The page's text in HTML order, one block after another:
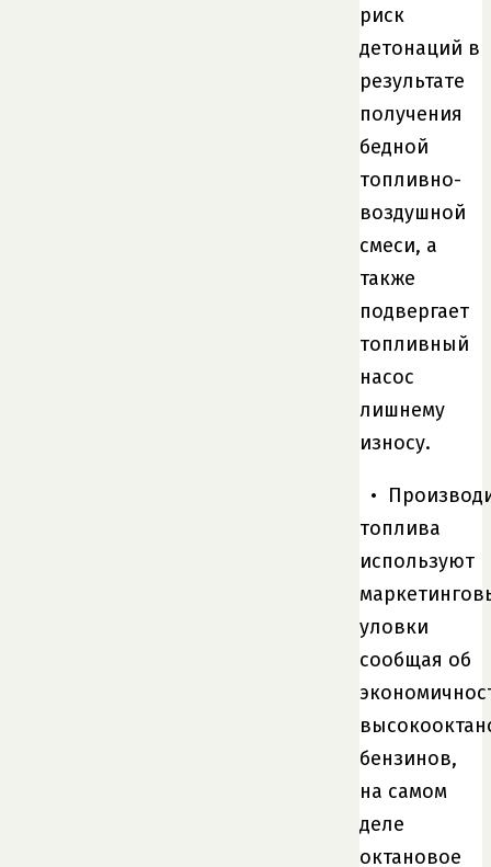
риск
детонаций в
результате
получения
бедной
топливно-
воздушной
смеси, а
также
подвергает
топливный
насос
лишнему
износу.
•
топлива
используют
уловки
сообщая об
бензинов,
на самом
деле
октановое